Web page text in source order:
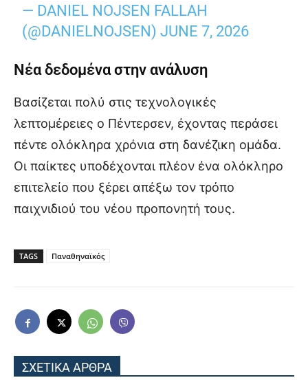
— DANIEL NOJSEN FALLAH
(@DANIELNOJSEN)JUNE 7, 2026
Νέα δεδομένα στην ανάλυση
Βασίζεται πολύ στις τεχνολογικές
λεπτομέρειες ο Πέντερσεν, έχοντας περάσει
πέντε ολόκληρα χρόνια στη δανέζικη ομάδα.
Οι παίκτες υποδέχονται πλέον ένα ολόκληρο
επιτελείο που ξέρει απέξω τον τρόπο
παιχνιδιού του νέου προπονητή τους.
TAGS Παναθηναϊκός
ΣΧΕΤΙΚΑ ΑΡΘΡΑ